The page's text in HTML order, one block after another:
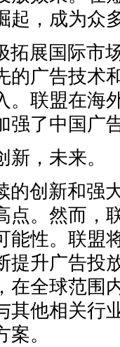
起，成为众
拓展国际市
的广告技术
。联盟在海
强了中国广
，未来。
的创新和强
点。然而，
能性。联盟
提升广告投
在全球范围
其他相关行
。